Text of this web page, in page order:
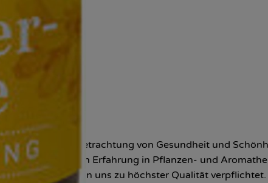
ganzheitliche Betrachtung von Gesundheit und
27jährigen Erfahrung in Pflanzen- und
teilen. Wir haben uns zu höchster Qualität